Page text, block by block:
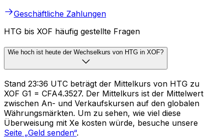
Geschäftliche Zahlungen
HTG bis XOF häufig gestellte Fragen
Wie hoch ist heute der Wechselkurs von HTG in XOF?
Stand 23:36 UTC beträgt der Mittelkurs von HTG zu
XOF G1 = CFA4.3527. Der Mittelkurs ist der Mittelwert
zwischen An- und Verkaufskursen auf den globalen
Währungsmärkten. Um zu sehen, wie viel diese
Überweisung mit Xe kosten würde, besuche unsere
Seite „Geld senden“.